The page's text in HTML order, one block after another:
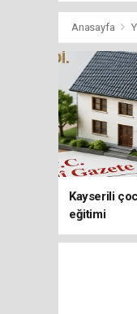
Anasayfa
Kayserili
eğitimi